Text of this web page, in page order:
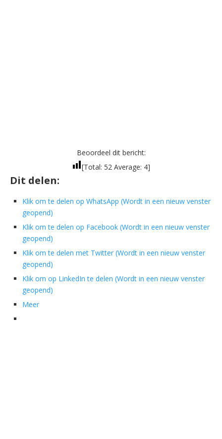
Beoordeel dit bericht:
[Total: 52 Average: 4]
Dit delen:
Klik om te delen op WhatsApp (Wordt in een nieuw venster
geopend)
Klik om te delen op Facebook (Wordt in een nieuw venster
geopend)
Klik om te delen met Twitter (Wordt in een nieuw venster
geopend)
Klik om op LinkedIn te delen (Wordt in een nieuw venster
geopend)
Meer